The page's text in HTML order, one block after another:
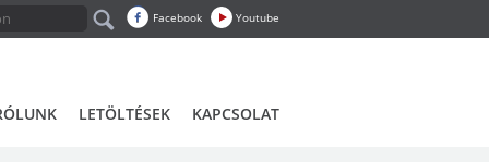
Facebook Youtube
LETÖLTÉSEK KAPCSOLAT